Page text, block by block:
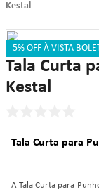
Kestal
5% OFF À VISTA
Referência :P2162
Tala Curta
Kestal
Tala Curta para
A Tala Curta para